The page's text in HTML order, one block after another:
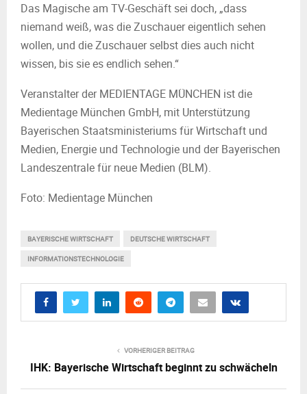
Das Magische am TV-Geschäft sei doch, „dass
niemand weiß, was die Zuschauer eigentlich sehen
wollen, und die Zuschauer selbst dies auch nicht
wissen, bis sie es endlich sehen.“
Veranstalter der MEDIENTAGE MÜNCHEN ist die
Medientage München GmbH, mit Unterstützung
Bayerischen Staatsministeriums für Wirtschaft und
Medien, Energie und Technologie und der Bayerischen
Landeszentrale für neue Medien (BLM).
Foto: Medientage München
BAYERISCHE WIRTSCHAFT DEUTSCHE WIRTSCHAFT
INFORMATIONSTECHNOLOGIE
VORHERIGER BEITRAG
IHK: Bayerische Wirtschaft beginnt zu schwächeln